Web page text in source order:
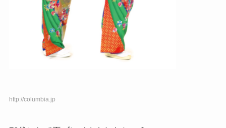
http://columbia.jp